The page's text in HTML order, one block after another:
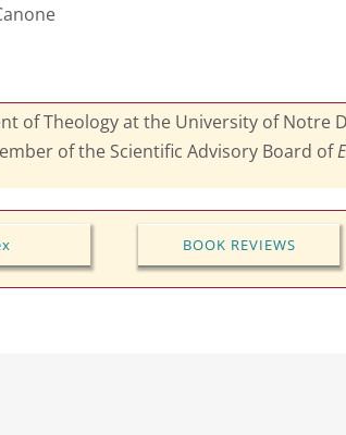
of Theology at the University of Notre
of the Scientific Advisory Board of
BOOK REVIEWS